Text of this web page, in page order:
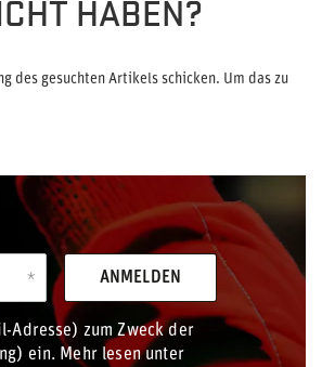
HABEN?
des gesuchten Artikels schicken. Um das zu
Adresse) zum Zweck der
ein. Mehr lesen unter
ANMELDEN